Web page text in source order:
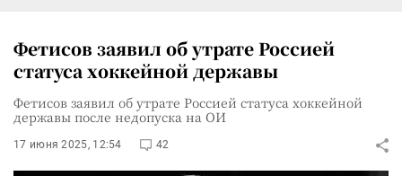
Фетисов заявил об утрате Россией
статуса хоккейной державы
Фетисов заявил об утрате Россией статуса хоккейной
державы после недопуска на ОИ
17 июня 2025, 12:54 42